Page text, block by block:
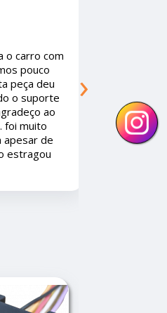
, os
e resolve
fazer corpo mole ...
Premium. Se
assim os
›